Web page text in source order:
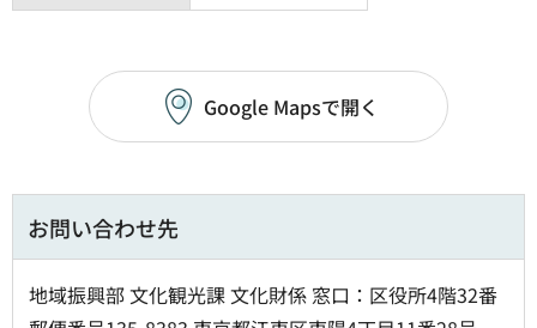
Google Mapsで開く
お問い合わせ先
地域振興部 文化観光課 文化財係 窓口：区役所4階32番